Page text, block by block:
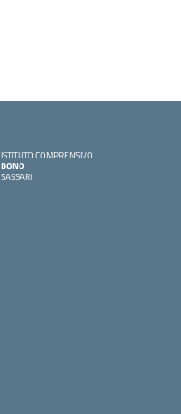
ISTITUTO COMPRENSIVO
BONO
SASSARI